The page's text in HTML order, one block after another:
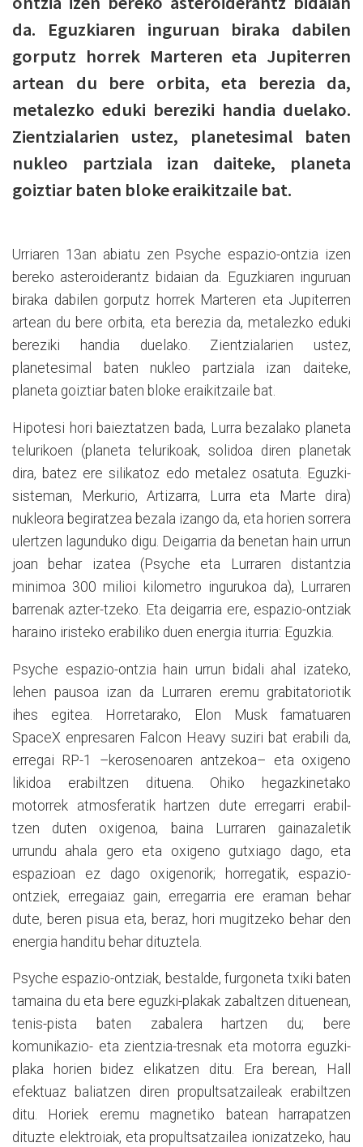
da. Eguzkiaren inguruan biraka dabilen
gorputz horrek Marteren eta Jupiterren
artean du bere orbita, eta berezia da,
metalezko eduki bereziki handia duelako.
Zientzialarien ustez, planetesimal baten
nukleo partziala izan daiteke, planeta
goiztiar baten bloke eraikitzaile bat.
Urriaren 13an abiatu zen Psyche espazio-ontzia izen
bereko asteroiderantz bidaian da. Eguzkiaren inguruan
biraka dabilen gorputz horrek Marteren eta Jupiterren
artean du bere orbita, eta berezia da, metalezko eduki
bereziki handia duelako. Zientzialarien ustez,
planetesimal baten nukleo partziala izan daiteke,
planeta goiztiar baten bloke eraikitzaile bat.
Hipotesi hori baieztatzen bada, Lurra bezalako planeta
telurikoen (planeta telurikoak, solidoa diren planetak
dira, batez ere silikatoz edo metalez osatuta. Eguzki-
sisteman, Merkurio, Artizarra, Lurra eta Marte dira)
nukleora begiratzea bezala izango da, eta horien sorrera
ulertzen lagunduko digu. Deigarria da benetan hain urrun
joan behar izatea (Psyche eta Lurraren distantzia
minimoa 300 milioi kilometro ingurukoa da), Lurraren
barrenak azter-tzeko. Eta deigarria ere, espazio-ontziak
haraino iristeko erabiliko duen energia iturria: Eguzkia.
Psyche espazio-ontzia hain urrun bidali ahal izateko,
lehen pausoa izan da Lurraren eremu grabitatoriotik
ihes egitea. Horretarako, Elon Musk famatuaren
SpaceX enpresaren Falcon Heavy suziri bat erabili da,
erregai RP-1 –kerosenoaren antzekoa– eta oxigeno
likidoa erabiltzen dituena. Ohiko hegazkinetako
motorrek atmosferatik hartzen dute erregarri erabil-
tzen duten oxigenoa, baina Lurraren gainazaletik
urrundu ahala gero eta oxigeno gutxiago dago, eta
espazioan ez dago oxigenorik; horregatik, espazio-
ontziek, erregaiaz gain, erregarria ere eraman behar
dute, beren pisua eta, beraz, hori mugitzeko behar den
energia handitu behar dituztela.
Psyche espazio-ontziak, bestalde, furgoneta txiki baten
tamaina du eta bere eguzki-plakak zabaltzen dituenean,
tenis-pista baten zabalera hartzen du; bere
komunikazio- eta zientzia-tresnak eta motorra eguzki-
plaka horien bidez elikatzen ditu. Era berean, Hall
efektuaz baliatzen diren propultsatzaileak erabiltzen
ditu. Horiek eremu magnetiko batean harrapatzen
dituzte elektroiak, eta propultsatzailea ionizatzeko, hau